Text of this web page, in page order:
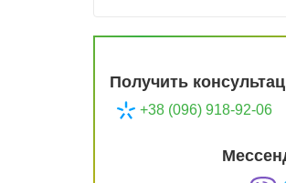
Получить
+38 (096) 918-92-06